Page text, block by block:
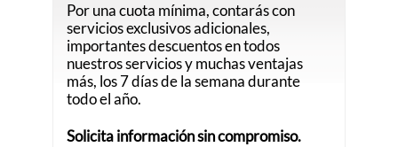
Por una cuota mínima, contarás con
servicios exclusivos adicionales,
importantes descuentos en todos
nuestros servicios y muchas ventajas
más, los 7 días de la semana durante
todo el año.
Solicita información sin compromiso.